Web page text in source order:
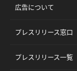
広告について
プレスリリース窓口
プレスリリース一覧